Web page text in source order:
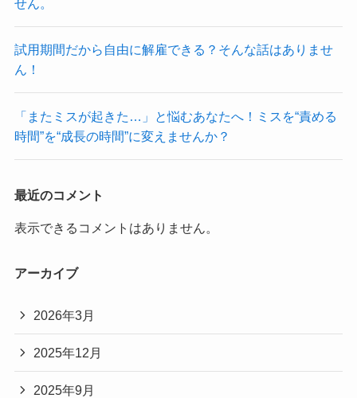
せん。
試用期間だから自由に解雇できる？そんな話はありませ
ん！
「またミスが起きた…」と悩むあなたへ！ミスを“責める
時間”を“成長の時間”に変えませんか？
最近のコメント
表示できるコメントはありません。
アーカイブ
2026年3月
2025年12月
2025年9月